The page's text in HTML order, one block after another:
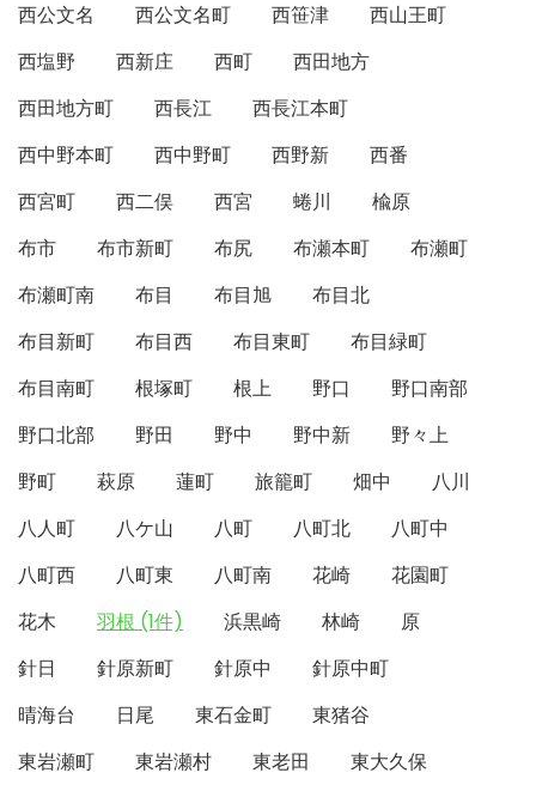
西公文名
西公文名町 西笹津
西山王町
西塩野
西新庄 西町
西田地方
西田地方町
西長江
西長江本町
西中野本町
西中野町 西野新
西番
西宮町
西二俣 西宮 蜷川
楡原
布市
布市新町 布尻 布瀬本町
布瀬町
布瀬町南
布目 布目旭
布目北
布目新町
布目西 布目東町
布目緑町
布目南町
根塚町 根上 野口
野口南部
野口北部
野田 野中 野中新
野々上
野町
萩原 蓮町 旅籠町 畑中
八川
八人町
八ケ山 八町 八町北
八町中
八町西
八町東 八町南 花崎
花園町
花木
羽根 (1件) 浜黒崎 林崎
原
針日
針原新町 針原中
針原中町
晴海台
日尾 東石金町
東猪谷
東岩瀬町
東岩瀬村 東老田 東大久保